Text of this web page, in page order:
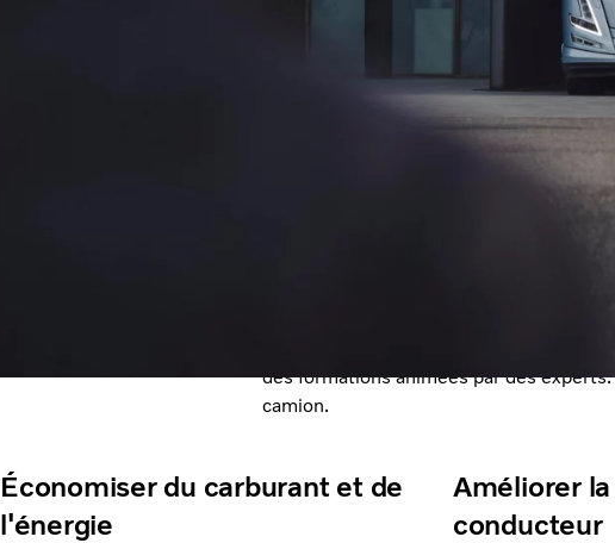
meilleur parti de chaque trajet.
des formations animées par des
camion.
Économiser du carburant et de
l'énergie
Améliorer
conducteur